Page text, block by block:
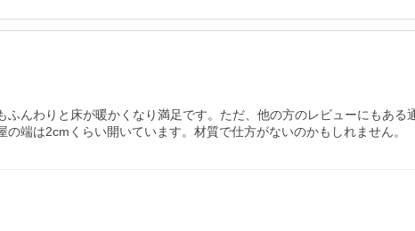
んわりと床が暖かくなり満足です。ただ、他の方のレビューにもあ
端は2cmくらい開いています。材質で仕方がないのかもしれません。